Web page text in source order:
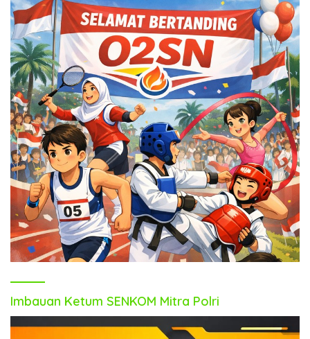
Imbauan Ketum SENKOM Mitra Polri